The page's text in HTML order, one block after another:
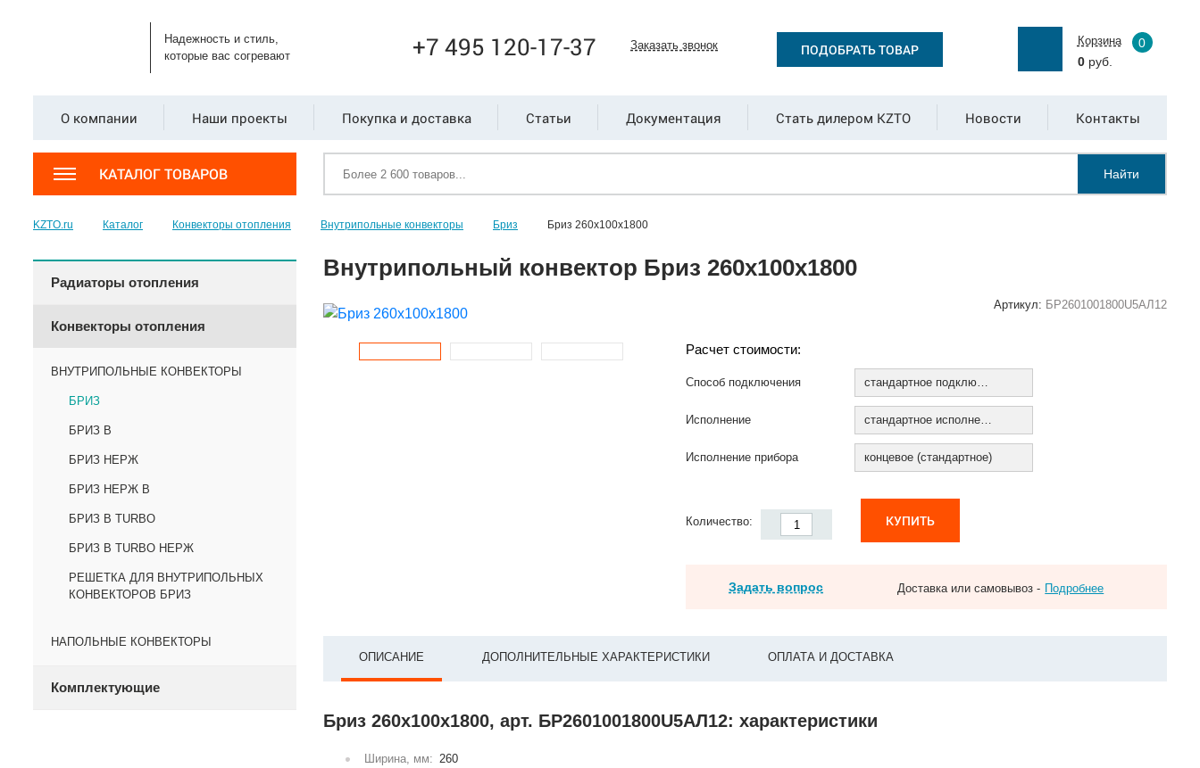
Надежность и стиль,
которые вас согревают
+7 495 120-17-37 Заказать звонок ПОДОБРАТЬ ТОВАР
Корзина
0
0руб.
О компании Наши проекты Покупка и доставка Статьи Документация Стать дилером KZTO Новости Контакты
КАТАЛОГ ТОВАРОВ Найти
KZTO.ru Каталог Конвекторы отопления Внутрипольные конвекторы Бриз Бриз 260х100х1800
Радиаторы отопления
Конвекторы отопления
ВНУТРИПОЛЬНЫЕ КОНВЕКТОРЫ
БРИЗ
БРИЗ В
БРИЗ НЕРЖ
БРИЗ НЕРЖ В
БРИЗ В TURBO
БРИЗ В TURBO НЕРЖ
РЕШЕТКА ДЛЯ ВНУТРИПОЛЬНЫХ
КОНВЕКТОРОВ БРИЗ
НАПОЛЬНЫЕ КОНВЕКТОРЫ
Комплектующие
Внутрипольный конвектор Бриз 260х100х1800
Артикул: БР2601001800U5АЛ12
Расчет стоимости:
Способ подключения стандартное подключение
Исполнение стандартное исполнение
Исполнение прибора концевое (стандартное)
Количество: КУПИТЬ
Задать вопрос Доставка или самовывоз - Подробнее
ОПИСАНИЕ ДОПОЛНИТЕЛЬНЫЕ ХАРАКТЕРИСТИКИ ОПЛАТА И ДОСТАВКА
Бриз 260х100х1800, арт. БР2601001800U5АЛ12: характеристики
Ширина, мм: 260